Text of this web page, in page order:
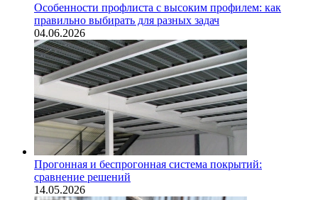
Особенности профлиста с высоким профилем: как
правильно выбирать для разных задач
04.06.2026
Прогонная и беспрогонная система покрытий:
сравнение решений
14.05.2026